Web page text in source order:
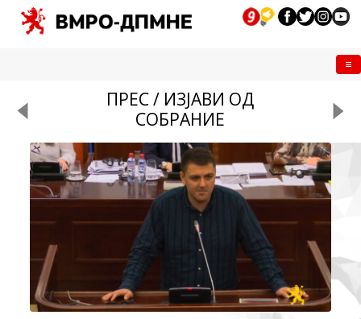
ПРЕС / ИЗЈАВИ ОД
СОБРАНИЕ